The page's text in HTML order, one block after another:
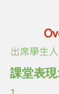
出席學生
課堂表現